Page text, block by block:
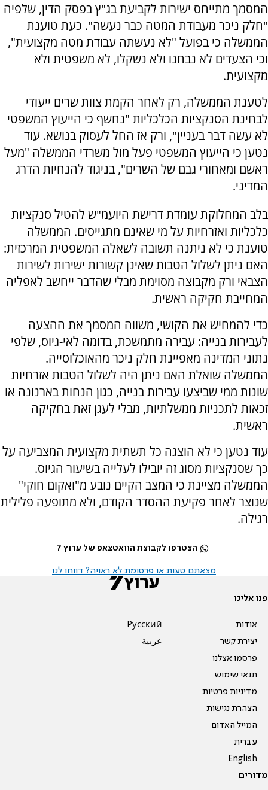
המסמך מתייחס ישירות לקביעת בג"ץ בפסק הדין, שלפיה
"חלק ניכר מעבודת המטה כבר נעשה". כעת טוענת
הממשלה כי בפועל "לא נעשתה עבודת מטה מקצועית",
וכי הצעדים לא נבחנו ולא נשקלו, לא משפטית ולא
מקצועית.
לטענת הממשלה, רק לאחר הקמת צוות שרים ייעודי
לבחינת הסנקציות הכלכליות "נחשף כי הייעוץ המשפטי
לא עשה דבר בעניין", ורק אז החל לעסוק בנושא. עוד
נטען כי הייעוץ המשפטי פעל מול משרדי הממשלה "מעל
ראשם ומאחורי גבם של השרים", בניגוד להנחיות הדרג
המדיני.
בלב המחלוקת עומדת דרישת היועמ"ש להטיל סנקציות
כלכליות ואזרחיות על מי שאינם מתגייסים. הממשלה
טוענת כי לא ניתנה תשובה לשאלה המשפטית המרכזית:
האם ניתן לשלול הטבות שאינן קשורות ישירות לשירות
הצבאי ורק מקבוצה מסוימת מבלי שהדבר ייחשב לאפליה
המחייבת חקיקה ראשית.
כדי להמחיש את הקושי, משווה המסמך את ההצעה
לעבירות בנייה: עבירה מתמשכת, בדומה לאי-גיוס, שלפי
נתוני המדינה מאפיינת חלק ניכר מהאוכלוסייה.
הממשלה שואלת האם ניתן היה לשלול הטבות אזרחיות
שונות ממי שביצעו עבירות בנייה, כגון הנחות בארנונה או
זכאות לתכניות ממשלתיות, מבלי לעגן זאת בחקיקה
ראשית.
עוד נטען כי לא הוצגה כל תשתית מקצועית המצביעה על
כך שסנקציות מסוג זה יובילו לעלייה בשיעור הגיוס.
הממשלה מציינת כי המצב הקיים נובע מ"ואקום חוקי"
שנוצר לאחר פקיעת ההסדר הקודם, ולא מתופעה פלילית
רגילה.
הצטרפו לקבוצת הוואטצאפ של ערוץ 7
מצאתם טעות או פרסומת לא ראויה? דווחו לנו
פנו אלינו
אודות
יצירת קשר
פרסמו אצלנו
תנאי שימוש
מדיניות פרטיות
הצהרת נגישות
המייל האדום
עברית
English
Pусский
عربية
מדורים